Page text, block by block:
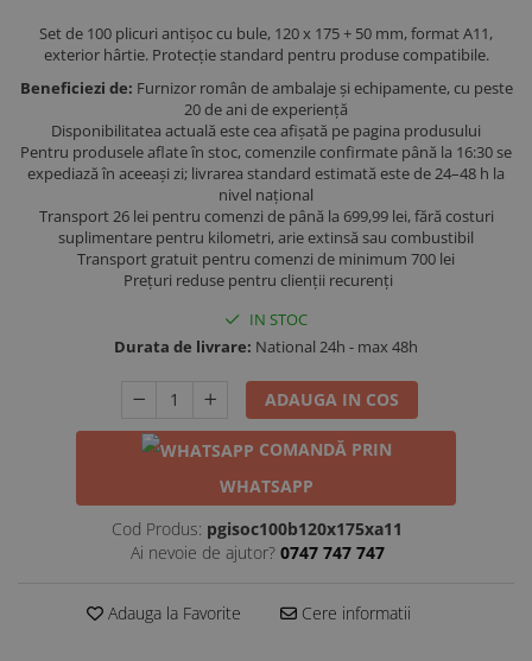
Set de 100 plicuri antișoc cu bule, 120 x 175 + 50 mm, format A11,
exterior hârtie. Protecție standard pentru produse compatibile.
Beneficiezi de: Furnizor român de ambalaje și echipamente, cu peste
20 de ani de experiență
Disponibilitatea actuală este cea afișată pe pagina produsului
Pentru produsele aflate în stoc, comenzile confirmate până la 16:30 se
expediază în aceeași zi; livrarea standard estimată este de 24–48 h la
nivel național
Transport 26 lei pentru comenzi de până la 699,99 lei, fără costuri
suplimentare pentru kilometri, arie extinsă sau combustibil
Transport gratuit pentru comenzi de minimum 700 lei
Prețuri reduse pentru clienții recurenți
IN STOC
Durata de livrare: National 24h - max 48h
ADAUGA IN COS
COMANDĂ PRIN
WHATSAPP
Cod Produs: pgisoc100b120x175xa11
Ai nevoie de ajutor? 0747 747 747
Adauga la Favorite Cere informatii